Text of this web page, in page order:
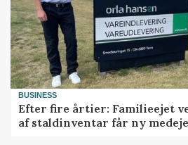
BUSINESS
Efter fire årtier: Familieejet
af staldinventar får ny